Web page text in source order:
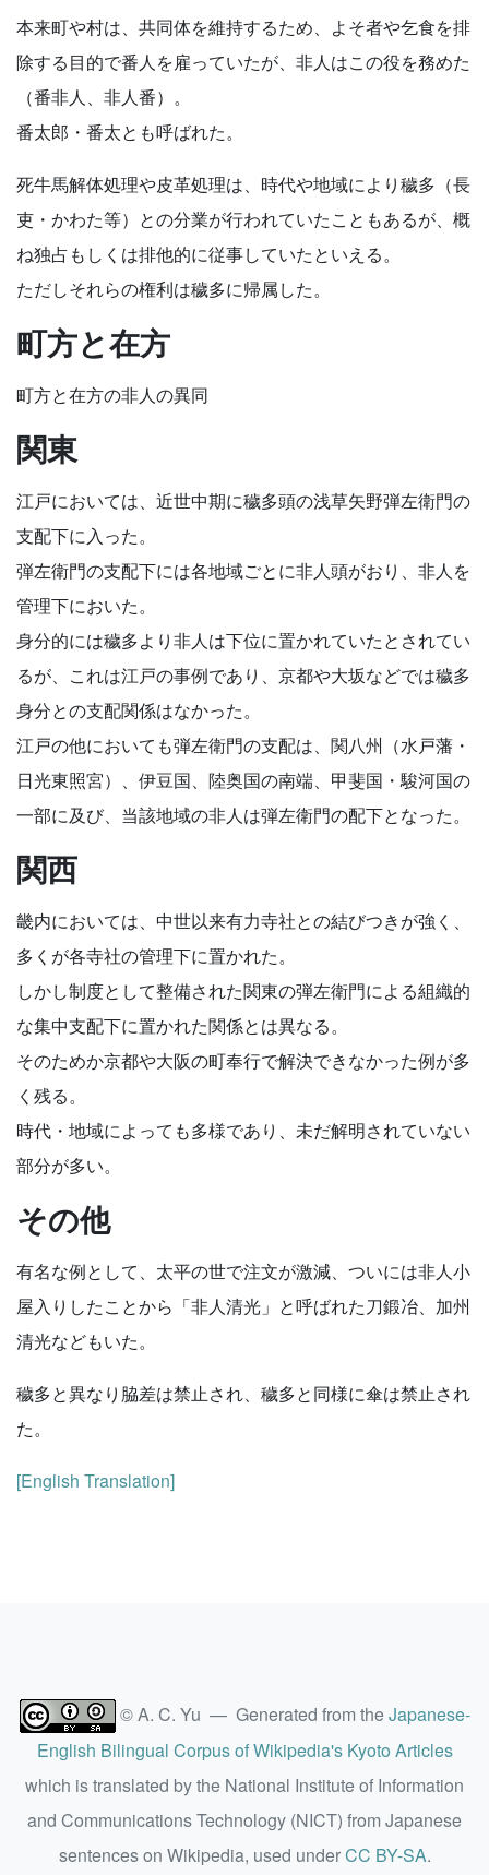
本来町や村は、共同体を維持するため、よそ者や乞食を排
除する目的で番人を雇っていたが、非人はこの役を務めた
（番非人、非人番）。
番太郎・番太とも呼ばれた。
死牛馬解体処理や皮革処理は、時代や地域により穢多（長
吏・かわた等）との分業が行われていたこともあるが、概
ね独占もしくは排他的に従事していたといえる。
ただしそれらの権利は穢多に帰属した。
町方と在方
町方と在方の非人の異同
関東
江戸においては、近世中期に穢多頭の浅草矢野弾左衛門の
支配下に入った。
弾左衛門の支配下には各地域ごとに非人頭がおり、非人を
管理下においた。
身分的には穢多より非人は下位に置かれていたとされてい
るが、これは江戸の事例であり、京都や大坂などでは穢多
身分との支配関係はなかった。
江戸の他においても弾左衛門の支配は、関八州（水戸藩・
日光東照宮）、伊豆国、陸奥国の南端、甲斐国・駿河国の
一部に及び、当該地域の非人は弾左衛門の配下となった。
関西
畿内においては、中世以来有力寺社との結びつきが強く、
多くが各寺社の管理下に置かれた。
しかし制度として整備された関東の弾左衛門による組織的
な集中支配下に置かれた関係とは異なる。
そのためか京都や大阪の町奉行で解決できなかった例が多
く残る。
時代・地域によっても多様であり、未だ解明されていない
部分が多い。
その他
有名な例として、太平の世で注文が激減、ついには非人小
屋入りしたことから「非人清光」と呼ばれた刀鍛冶、加州
清光などもいた。
穢多と異なり脇差は禁止され、穢多と同様に傘は禁止され
た。
[English Translation]
© A. C. Yu — Generated from theJapanese-
English Bilingual Corpus of Wikipedia's Kyoto Articles
which is translated by the National Institute of Information
and Communications Technology (NICT) from Japanese
sentences on Wikipedia, used underCC BY-SA.